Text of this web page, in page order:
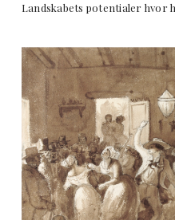
Landskabets potentialer